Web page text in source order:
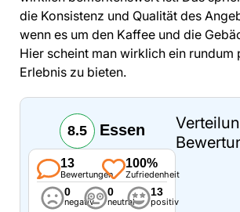
die Konsistenz und Qualität des
wenn es um den Kaffee und die
Hier scheint man wirklich ein rundum
Erlebnis zu bieten.
8.5 Essen
13
Bewertungen
100%
Zufriedenheit
0
negativ
0
neutral
13
positiv